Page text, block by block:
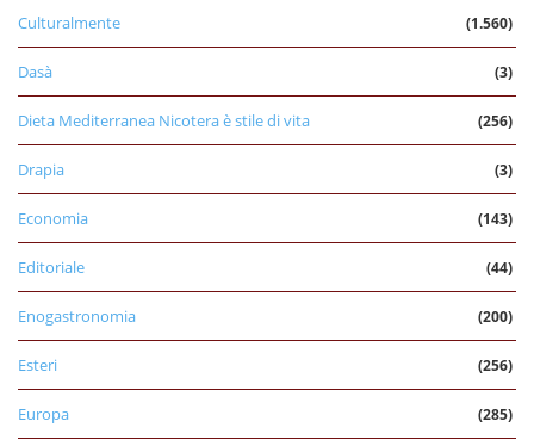
Culturalmente (1.560)
Dasà (3)
Dieta Mediterranea Nicotera è stile di vita (256)
Drapia (3)
Economia (143)
Editoriale (44)
Enogastronomia (200)
Esteri (256)
Europa (285)